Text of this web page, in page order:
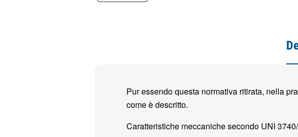
Pur essendo questa normativa ritirata, nella
come è descritto.
Caratteristiche meccaniche secondo UNI